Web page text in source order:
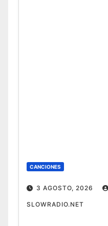
CANCIONES
3 AGOSTO, 2026
SLOWRADIO.NET